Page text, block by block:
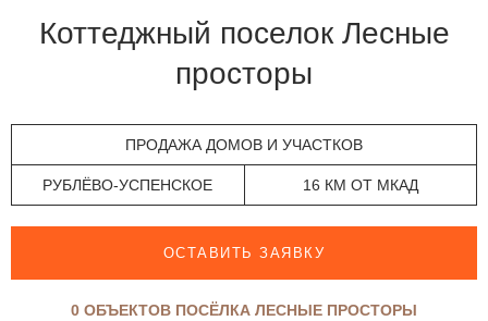
Коттеджный поселок Лесные
просторы
ПРОДАЖА ДОМОВ И УЧАСТКОВ
РУБЛЁВО-УСПЕНСКОЕ 16 КМ ОТ МКАД
ОСТАВИТЬ ЗАЯВКУ
0 ОБЪЕКТОВ ПОСЁЛКА ЛЕСНЫЕ ПРОСТОРЫ